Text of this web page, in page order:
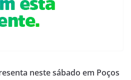
neste sábado em Poços